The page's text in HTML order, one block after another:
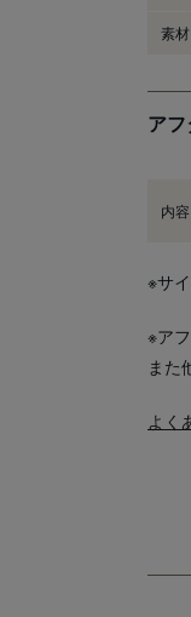
素材
ア
内容
※サ
※ア
また
よく